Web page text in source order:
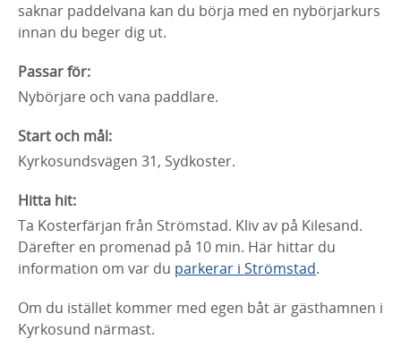
saknar paddelvana kan du börja med en nybörjarkurs
innan du beger dig ut.
Passar för:
Nybörjare och vana paddlare.
Start och mål:
Kyrkosundsvägen 31, Sydkoster.
Hitta hit:
Ta Kosterfärjan från Strömstad. Kliv av på Kilesand.
Därefter en promenad på 10 min. Här hittar du
information om var du parkerar i Strömstad.
Om du istället kommer med egen båt är gästhamnen i
Kyrkosund närmast.